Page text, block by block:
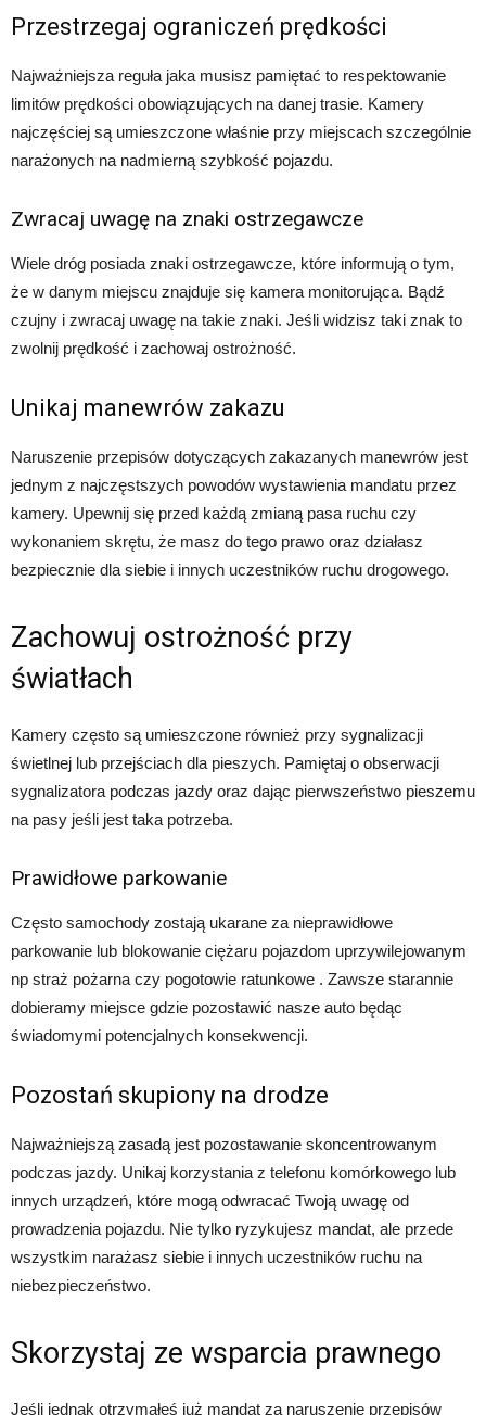
Przestrzegaj ograniczeń prędkości
Najważniejsza reguła jaka musisz pamiętać to respektowanie
limitów prędkości obowiązujących na danej trasie. Kamery
najczęściej są umieszczone właśnie przy miejscach szczególnie
narażonych na nadmierną szybkość pojazdu.
Zwracaj uwagę na znaki ostrzegawcze
Wiele dróg posiada znaki ostrzegawcze, które informują o tym,
że w danym miejscu znajduje się kamera monitorująca. Bądź
czujny i zwracaj uwagę na takie znaki. Jeśli widzisz taki znak to
zwolnij prędkość i zachowaj ostrożność.
Unikaj manewrów zakazu
Naruszenie przepisów dotyczących zakazanych manewrów jest
jednym z najczęstszych powodów wystawienia mandatu przez
kamery. Upewnij się przed każdą zmianą pasa ruchu czy
wykonaniem skrętu, że masz do tego prawo oraz działasz
bezpiecznie dla siebie i innych uczestników ruchu drogowego.
Zachowuj ostrożność przy
światłach
Kamery często są umieszczone również przy sygnalizacji
świetlnej lub przejściach dla pieszych. Pamiętaj o obserwacji
sygnalizatora podczas jazdy oraz dając pierwszeństwo pieszemu
na pasy jeśli jest taka potrzeba.
Prawidłowe parkowanie
Często samochody zostają ukarane za nieprawidłowe
parkowanie lub blokowanie ciężaru pojazdom uprzywilejowanym
np straż pożarna czy pogotowie ratunkowe . Zawsze starannie
dobieramy miejsce gdzie pozostawić nasze auto będąc
świadomymi potencjalnych konsekwencji.
Pozostań skupiony na drodze
Najważniejszą zasadą jest pozostawanie skoncentrowanym
podczas jazdy. Unikaj korzystania z telefonu komórkowego lub
innych urządzeń, które mogą odwracać Twoją uwagę od
prowadzenia pojazdu. Nie tylko ryzykujesz mandat, ale przede
wszystkim narażasz siebie i innych uczestników ruchu na
niebezpieczeństwo.
Skorzystaj ze wsparcia prawnego
Jeśli jednak otrzymałeś już mandat za naruszenie przepisów